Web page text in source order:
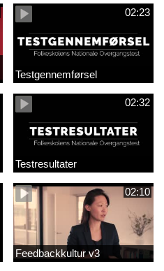
02:23
Testgennemførsel
02:32
Testresultater
02:10
Feedbackkultur v3